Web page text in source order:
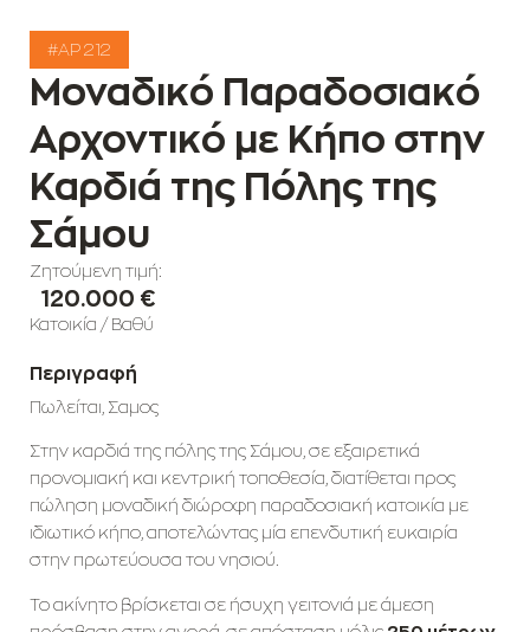
#AP 212
Μοναδικό Παραδοσιακό
Αρχοντικό με Κήπο στην
Καρδιά της Πόλης της
Σάμου
Ζητούμενη τιμή:
120.000 €
Κατοικία /Βαθύ
Περιγραφή
Πωλείται, Σαμος
Στην καρδιά της πόλης της Σάμου, σε εξαιρετικά
προνομιακή και κεντρική τοποθεσία, διατίθεται προς
πώληση μοναδική διώροφη παραδοσιακή κατοικία με
ιδιωτικό κήπο, αποτελώντας μία επενδυτική ευκαιρία
στην πρωτεύουσα του νησιού.
Το ακίνητο βρίσκεται σε ήσυχη γειτονιά με άμεση